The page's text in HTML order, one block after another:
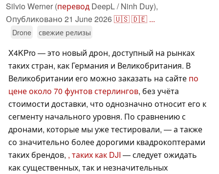
Silvio Werner (перевод DeepL / Ninh Duy),
Опубликовано 21 June 2026🇺🇸🇩🇪 ...
Drone свежие релизы
X4KPro — это новый дрон, доступный на рынках
таких стран, как Германия и Великобритания. В
Великобритании его можно заказать на сайте по
цене около 70 фунтов стерлингов, без учёта
стоимости доставки, что однозначно относит его к
сегменту начального уровня. По сравнению с
дронами, которые мы уже тестировали, — а также
со значительно более дорогими квадрокоптерами
таких брендов, , таких как DJI — следует ожидать
как существенных, так и незначительных